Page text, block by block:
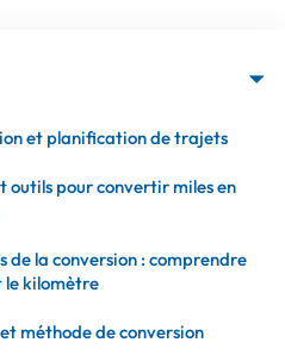
et planification de trajets
outils pour convertir miles en
de la conversion : comprendre
le kilomètre
méthode de conversion